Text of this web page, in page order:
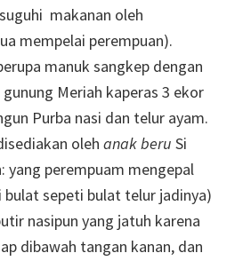
makanan oleh
mempelai perempuan).
manuk sangkep dengan
Meriah kaperas 3 ekor
Purba nasi dan telur ayam.
oleh anak beru Si
yang perempuam mengepal
bulat sepeti bulat telur jadinya)
nasipun yang jatuh karena
dibawah tangan kanan, dan